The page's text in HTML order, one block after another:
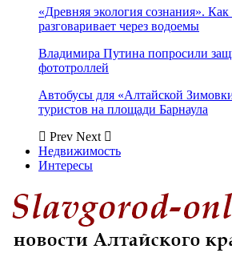
«Древняя экология сознания».
разговаривает через водоемы
Владимира Путина попросили
фототроллей
Автобусы для «Алтайской
туристов на площади Барнаула
Prev Next
Недвижимость
Интересы